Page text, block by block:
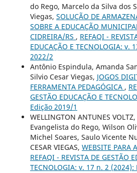
do Rego, Marcelo da Silva dos
Viegas, SOLUÇÃO DE
SOBRE A EDUCAÇÃO
CIDREIRA/RS , REFAQI -
EDUCAÇÃO E TECNOLOGIA: v.
2022/2
Antônio Espindula, Amanda
Silvio Cesar Viegas, JOGOS
FERRAMENTA PEDAGÓGICA ,
GESTÃO EDUCAÇÃO E
Edição 2019/1
WELLINGTON ANTUNES
Evangelista do Rego, Wilson
Michel Soares, Saulo Vicente
CESAR VIEGAS, WEBSITE PARA
REFAQI - REVISTA DE GESTÃO
TECNOLOGIA: v. 17 n. 2 (2024):